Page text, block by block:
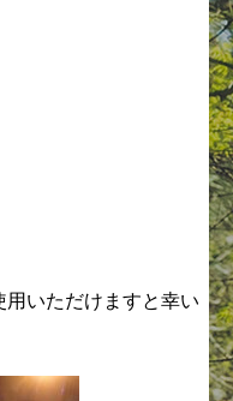
いただけますと幸い